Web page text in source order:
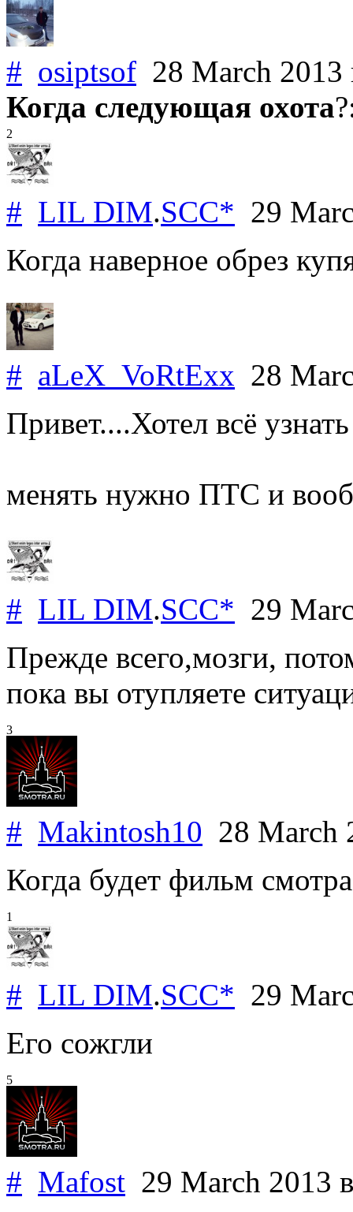
# osiptsof 28 March 2013
Когда следующая охота
2
# LIL DIM.SCC* 29
Когда наверное обрез
# aLeX_VoRtExx 28
Привет....Хотел всё
менять нужно ПТС и
# LIL DIM.SCC* 29
Прежде всего,мозги,
пока вы отупляете
3
# Makintosh10 28 March
Когда будет фильм
1
# LIL DIM.SCC* 29
Его сожгли
5
# Mafost 29 March 2013